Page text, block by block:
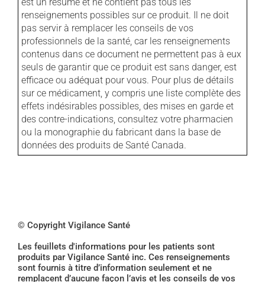
renseignements possibles sur ce produit. Il ne doit
pas servir à remplacer les conseils de vos
professionnels de la santé, car les renseignements
contenus dans ce document ne permettent pas à eux
seuls de garantir que ce produit est sans danger, est
efficace ou adéquat pour vous. Pour plus de détails
sur ce médicament, y compris une liste complète des
effets indésirables possibles, des mises en garde et
des contre-indications, consultez votre pharmacien
ou la monographie du fabricant dans la base de
données des produits de Santé Canada.
© Copyright Vigilance Santé
Les feuillets d'informations pour les patients sont
produits par Vigilance Santé inc. Ces renseignements
sont fournis à titre d’information seulement et ne
remplacent d’aucune façon l’avis et les conseils de vos